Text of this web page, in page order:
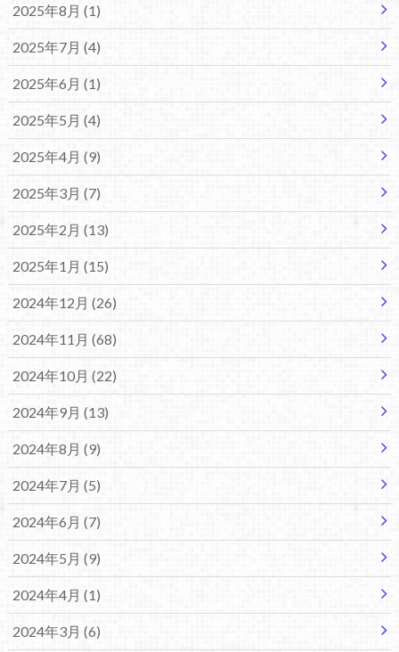
2025年8月 (1)
2025年7月 (4)
2025年6月 (1)
2025年5月 (4)
2025年4月 (9)
2025年3月 (7)
2025年2月 (13)
2025年1月 (15)
2024年12月 (26)
2024年11月 (68)
2024年10月 (22)
2024年9月 (13)
2024年8月 (9)
2024年7月 (5)
2024年6月 (7)
2024年5月 (9)
2024年4月 (1)
2024年3月 (6)